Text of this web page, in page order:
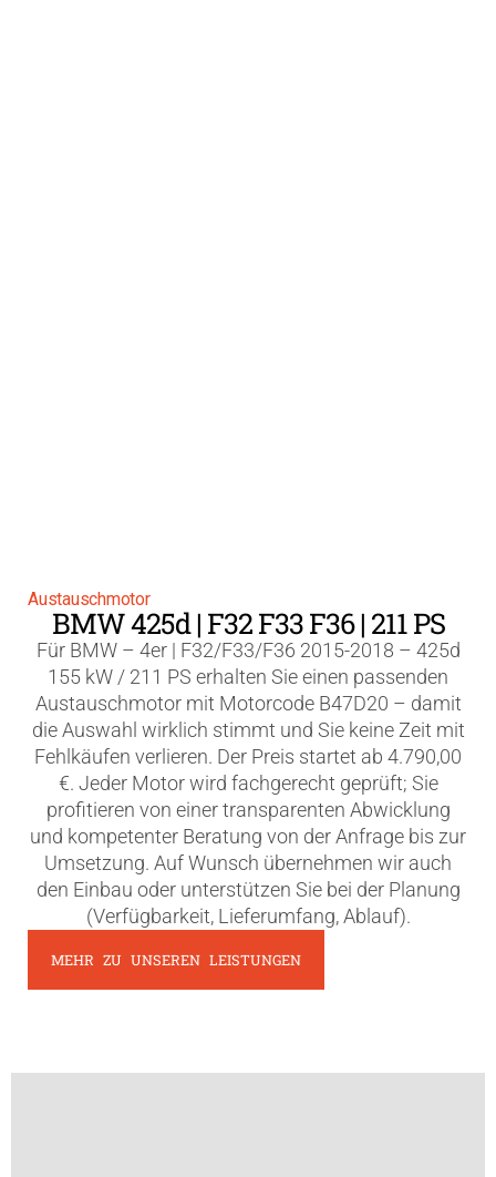
Austauschmotor
BMW 425d | F32 F33 F36 | 211 PS
Für BMW – 4er | F32/F33/F36 2015-2018 – 425d
155 kW / 211 PS erhalten Sie einen passenden
Austauschmotor mit Motorcode B47D20 – damit
die Auswahl wirklich stimmt und Sie keine Zeit mit
Fehlkäufen verlieren. Der Preis startet ab 4.790,00
€. Jeder Motor wird fachgerecht geprüft; Sie
profitieren von einer transparenten Abwicklung
und kompetenter Beratung von der Anfrage bis zur
Umsetzung. Auf Wunsch übernehmen wir auch
den Einbau oder unterstützen Sie bei der Planung
(Verfügbarkeit, Lieferumfang, Ablauf).
MEHR ZU UNSEREN LEISTUNGEN